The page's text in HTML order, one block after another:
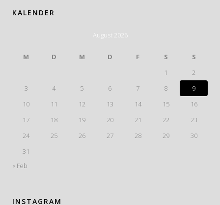
KALENDER
August 2026
M D M D F S
S
1
2
3
4 5 6 7 8
9
10
11 12 13 14 15
16
17
18 19 20 21 22
23
24
25 26 27 28 29
30
31
« Feb
INSTAGRAM